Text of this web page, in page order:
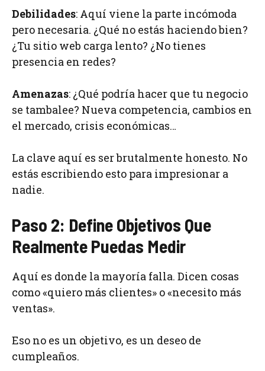
Debilidades: Aquí viene la parte incómoda
pero necesaria. ¿Qué no estás haciendo bien?
¿Tu sitio web carga lento? ¿No tienes
presencia en redes?
Amenazas: ¿Qué podría hacer que tu negocio
se tambalee? Nueva competencia, cambios en
el mercado, crisis económicas…
La clave aquí es ser brutalmente honesto. No
estás escribiendo esto para impresionar a
nadie.
Paso 2: Define Objetivos Que
Realmente Puedas Medir
Aquí es donde la mayoría falla. Dicen cosas
como «quiero más clientes» o «necesito más
ventas».
Eso no es un objetivo, es un deseo de
cumpleaños.